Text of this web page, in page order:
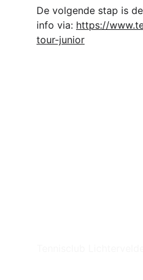
De volgende stap is
info via: https://
tour-junior